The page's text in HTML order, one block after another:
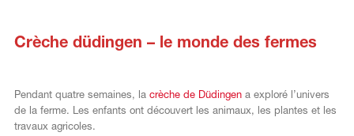
Crèche düdingen – le monde des fermes
Pendant quatre semaines, la crèche de Düdingena exploré l’univers
de la ferme. Les enfants ont découvert les animaux, les plantes et les
travaux agricoles.